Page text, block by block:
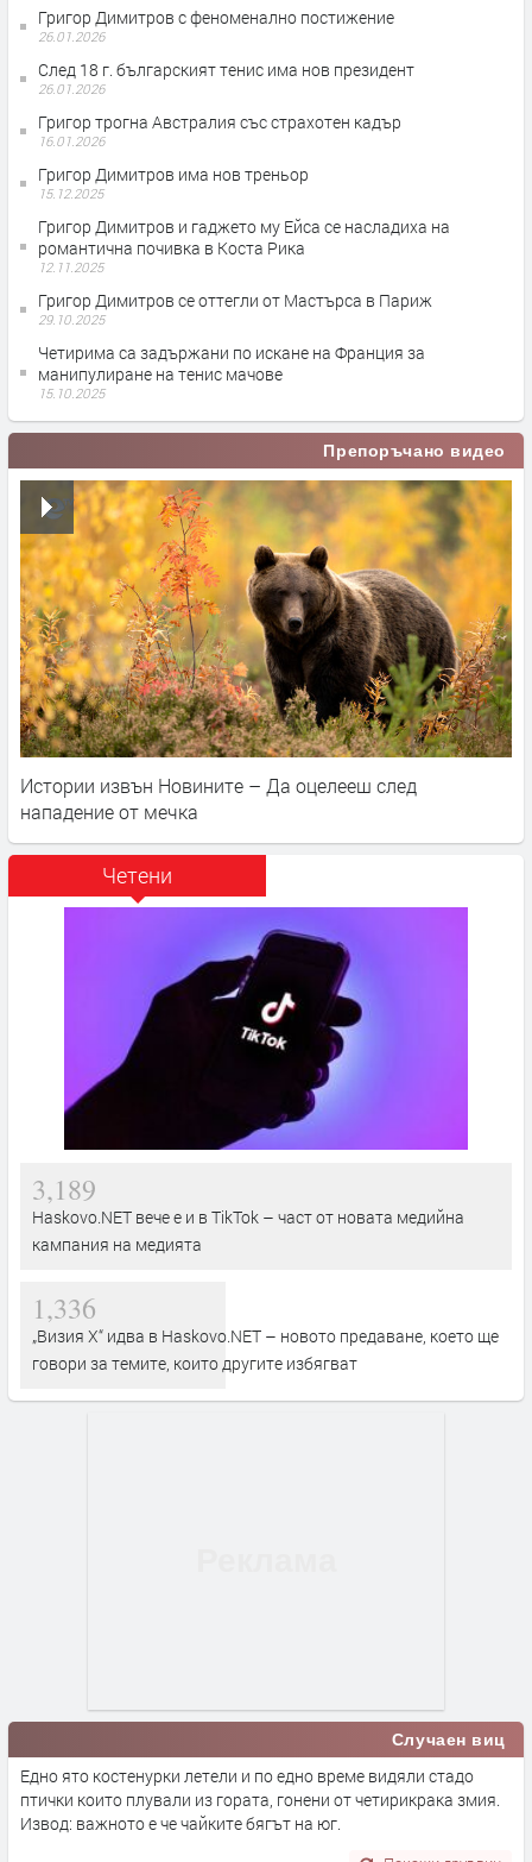
Григор Димитров с феноменално постижение
26.01.2026
След 18 г. българският тенис има нов президент
26.01.2026
Григор трогна Австралия със страхотен кадър
16.01.2026
Григор Димитров има нов треньор
15.12.2025
Григор Димитров и гаджето му Ейса се насладиха на
романтична почивка в Коста Рика
12.11.2025
Григор Димитров се оттегли от Мастърса в Париж
29.10.2025
Четирима са задържани по искане на Франция за
манипулиране на тенис мачове
15.10.2025
Препоръчано видео
Истории извън Новините – Да оцелееш след
нападение от мечка
Четени
3,189
Haskovo.NET вече е и в TikTok – част от новата медийна
кампания на медията
1,336
„Визия Х“ идва в Haskovo.NET – новото предаване, което ще
говори за темите, които другите избягват
Случаен виц
Едно ято костенурки летели и по едно време видяли стадо
птички които плували из гората, гонени от четирикрака змия.
Извод: важното е че чайките бягът на юг.